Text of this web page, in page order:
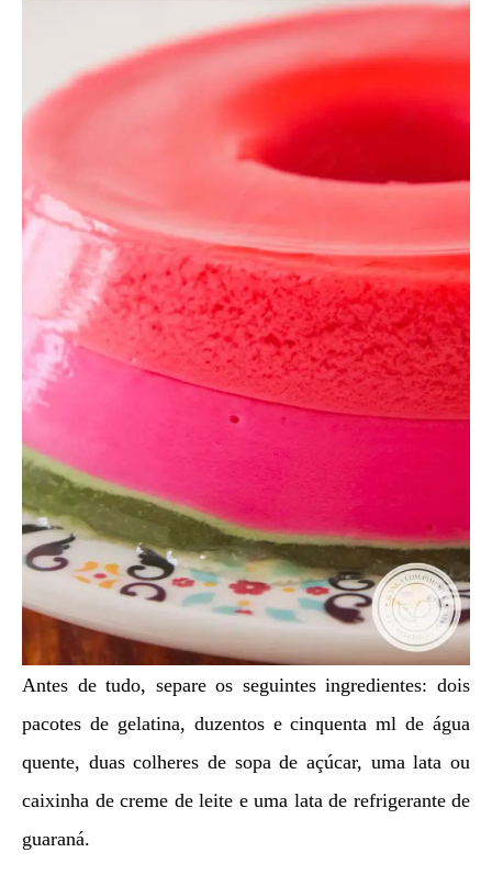
Antes de tudo, separe os seguintes ingredientes: dois
pacotes de gelatina, duzentos e cinquenta ml de água
quente, duas colheres de sopa de açúcar, uma lata ou
caixinha de creme de leite e uma lata de refrigerante de
guaraná.